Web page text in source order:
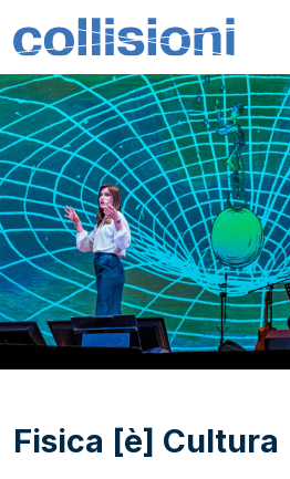
Salta al contenuto
Navigazione principale
Collisioni – INFN
Fisica [è] Cultura